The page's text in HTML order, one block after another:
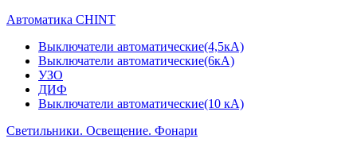
Автоматика CHINT
Выключатели автоматические(4,5кА)
Выключатели автоматические(6кА)
УЗО
ДИФ
Выключатели автоматические(10 кА)
Светильники. Освещение. Фонари